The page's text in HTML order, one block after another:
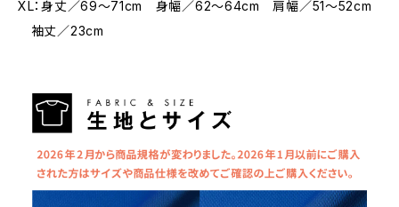
XL：身丈／69〜71cm 身幅／62〜64cm 肩幅／51〜52cm
袖丈／23cm